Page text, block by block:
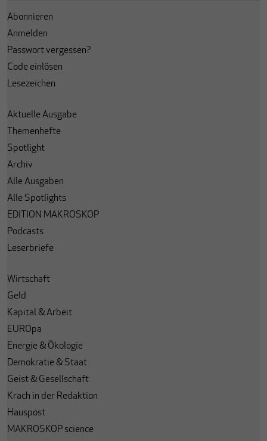
Abonnieren
Anmelden
Passwort vergessen?
Code einlösen
Lesezeichen
Aktuelle Ausgabe
Themenhefte
Spotlight
Archiv
Alle Ausgaben
Alle Spotlights
EDITION MAKROSKOP
Podcasts
Leserbriefe
Wirtschaft
Geld
Kapital & Arbeit
EUROpa
Energie & Ökologie
Demokratie & Staat
Geist & Gesellschaft
Krach in der Redaktion
Hauspost
MAKROSKOP science